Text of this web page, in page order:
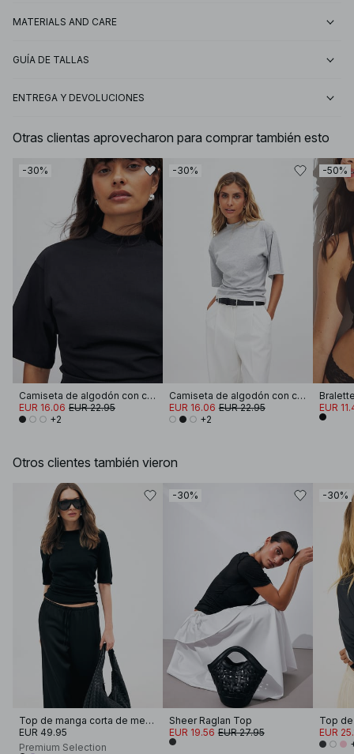
MATERIALS AND CARE
GUÍA DE TALLAS
ENTREGA Y DEVOLUCIONES
Otras clientas aprovecharon para comprar también esto
-30%
Camiseta de algodón con cuello de embudo
EUR 16.06 EUR 22.95
+2
-30%
Camiseta de algodón con cuello de embudo
EUR 16.06 EUR 22.95
+2
-50%
EUR
Otros clientes también vieron
Top de manga corta de merino
EUR 49.95
Premium Selection
-30%
Sheer Raglan Top
EUR 19.56 EUR 27.95
-30%
EUR